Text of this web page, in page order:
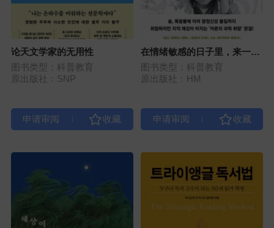
论天文学家的无用性
图书类型：科普教育
原出版社：SNP
在情绪敏感的日子里，来一剂
化学
图书类型：科普教育
原出版社：HM